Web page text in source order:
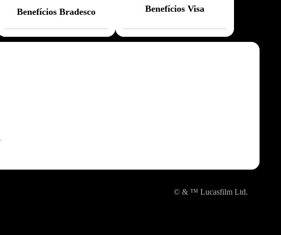
Benefícios Bradesco Benefícios Visa
© & ™ Lucasfilm Ltd.